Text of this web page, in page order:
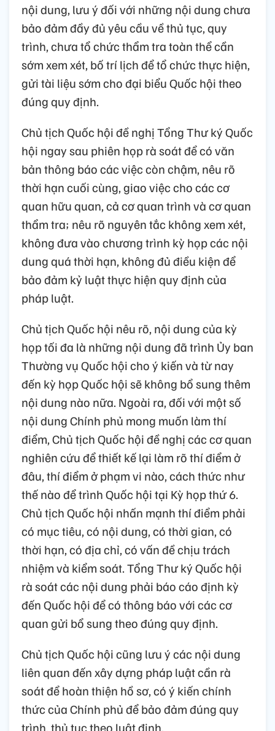
nội dung, lưu ý đối với những nội dung chưa
bảo đảm đầy đủ yêu cầu về thủ tục, quy
trình, chưa tổ chức thẩm tra toàn thể cần
sớm xem xét, bố trí lịch để tổ chức thực hiện,
gửi tài liệu sớm cho đại biểu Quốc hội theo
đúng quy định.
Chủ tịch Quốc hội đề nghị Tổng Thư ký Quốc
hội ngay sau phiên họp rà soát để có văn
bản thông báo các việc còn chậm, nêu rõ
thời hạn cuối cùng, giao việc cho các cơ
quan hữu quan, cả cơ quan trình và cơ quan
thẩm tra; nêu rõ nguyên tắc không xem xét,
không đưa vào chương trình kỳ họp các nội
dung quá thời hạn, không đủ điều kiện để
bảo đảm kỷ luật thực hiện quy định của
pháp luật.
Chủ tịch Quốc hội nêu rõ, nội dung của kỳ
họp tối đa là những nội dung đã trình Ủy ban
Thường vụ Quốc hội cho ý kiến và từ nay
đến kỳ họp Quốc hội sẽ không bổ sung thêm
nội dung nào nữa. Ngoài ra, đối với một số
nội dung Chính phủ mong muốn làm thí
điểm, Chủ tịch Quốc hội đề nghị các cơ quan
nghiên cứu để thiết kế lại làm rõ thí điểm ở
đâu, thí điểm ở phạm vi nào, cách thức như
thế nào để trình Quốc hội tại Kỳ họp thứ 6.
Chủ tịch Quốc hội nhấn mạnh thí điểm phải
có mục tiêu, có nội dung, có thời gian, có
thời hạn, có địa chỉ, có vấn đề chịu trách
nhiệm và kiểm soát. Tổng Thư ký Quốc hội
rà soát các nội dung phải báo cáo định kỳ
đến Quốc hội để có thông báo với các cơ
quan gửi bổ sung theo đúng quy định.
Chủ tịch Quốc hội cũng lưu ý các nội dung
liên quan đến xây dựng pháp luật cần rà
soát để hoàn thiện hồ sơ, có ý kiến chính
thức của Chính phủ để bảo đảm đúng quy
trình, thủ tục theo luật định.